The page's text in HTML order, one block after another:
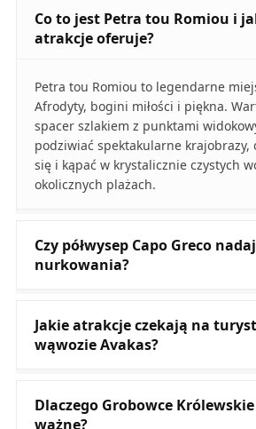
Co to jest Petra tou Romiou i
atrakcje oferuje?
Petra tou Romiou to legendarne
Afrodyty, bogini miłości i piękna.
spacer szlakiem z punktami
podziwiać spektakularne krajobrazy,
się i kąpać w krystalicznie czystych
okolicznych plażach.
Czy półwysep Capo Greco
nurkowania?
Jakie atrakcje czekają na
wąwozie Avakas?
Dlaczego Grobowce
ważne?